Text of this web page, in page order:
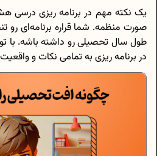
یک نکته مهم در برنامه ریزی درسی
صورت منظمه. شما قراره برنامه‌ای رو
طول سال تحصیلی رو داشته باشه. با
در برنامه ریزی به تمامی نکات و